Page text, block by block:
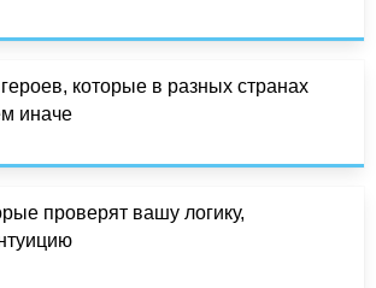
которые в разных странах
иначе
проверят вашу логику,